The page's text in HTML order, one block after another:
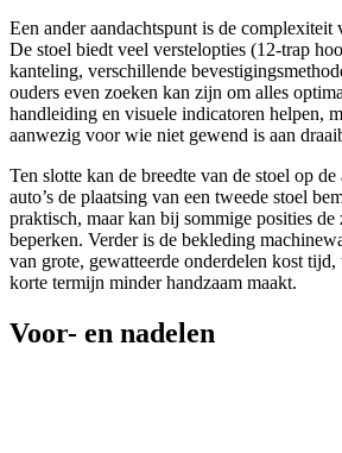
Een ander aandachtspunt is de
De stoel biedt veel verstelopties (12‑trap
kanteling, verschillende
ouders even zoeken kan zijn om alles
handleiding en visuele indicatoren helpen,
aanwezig voor wie niet gewend is aan
Ten slotte kan de breedte van de stoel op
auto’s de plaatsing van een tweede stoel
praktisch, maar kan bij sommige posities
beperken. Verder is de bekleding
van grote, gewatteerde onderdelen kost
korte termijn minder handzaam maakt.
Voor- en nadelen